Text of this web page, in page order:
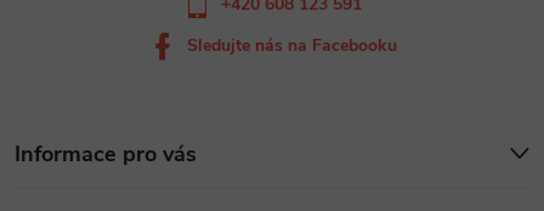
Informace pro vás
Sledujte nás na Facebooku